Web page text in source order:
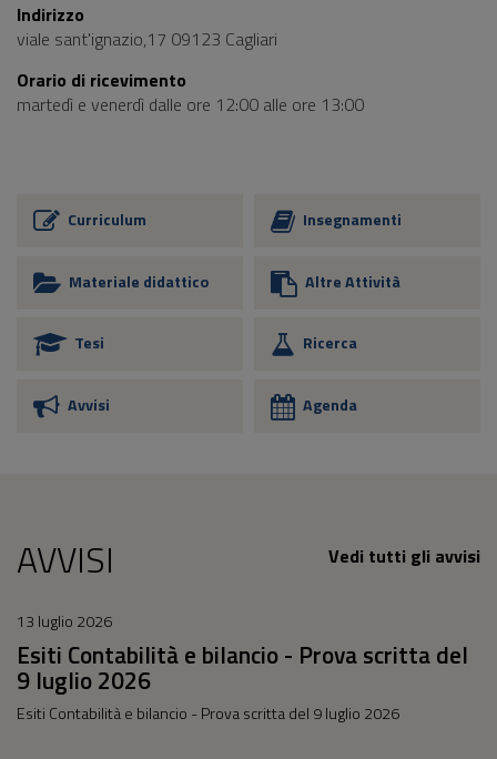
Indirizzo
viale sant'ignazio,17 09123 Cagliari
Orario di ricevimento
martedì e venerdì dalle ore 12:00 alle ore 13:00
Curriculum Insegnamenti
Materiale didattico Altre Attività
Tesi Ricerca
Avvisi Agenda
AVVISI Vedi tutti gli avvisi
13 luglio 2026
Esiti Contabilità e bilancio - Prova scritta del
9 luglio 2026
Esiti Contabilità e bilancio - Prova scritta del 9 luglio 2026